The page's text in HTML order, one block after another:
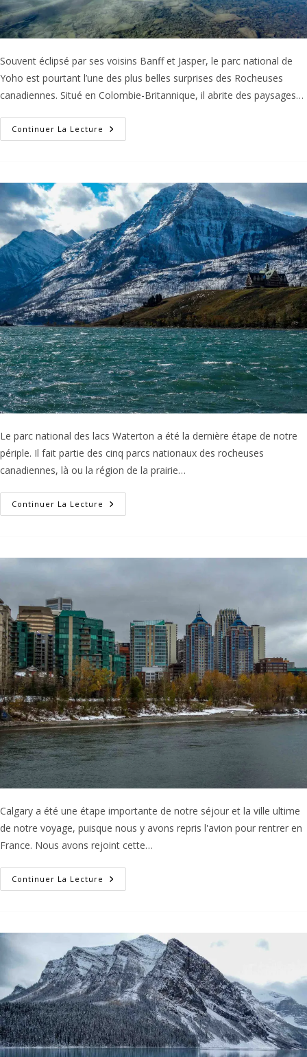
Souvent éclipsé par ses voisins Banff et Jasper, le parc national de
Yoho est pourtant l’une des plus belles surprises des Rocheuses
canadiennes. Situé en Colombie-Britannique, il abrite des paysages…
Continuer La Lecture Parc
National
:
Une
Journée
D’évasion
Hors
Des
Sentiers
Battus
!
Le parc national des lacs Waterton a été la dernière étape de notre
périple. Il fait partie des cinq parcs nationaux des rocheuses
canadiennes, là ou la région de la prairie…
Continuer La Lecture Parc
National
Canada
Faire
Jours
?
Calgary a été une étape importante de notre séjour et la ville ultime
de notre voyage, puisque nous y avons repris l'avion pour rentrer en
France. Nous avons rejoint cette…
Continuer La Lecture Calgary
:
Journée
Dans
La
Mégalopole
De
L’Alberta
?